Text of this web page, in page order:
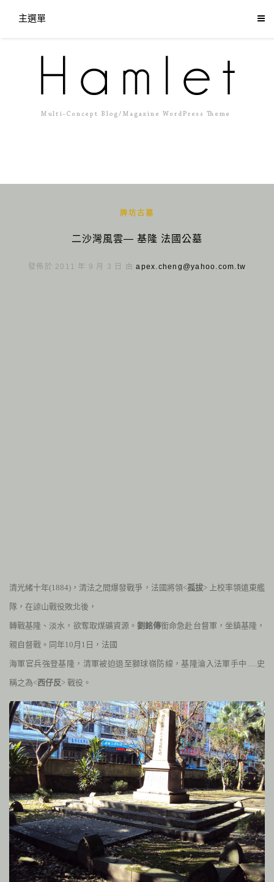
主選單
牌坊古墓
二沙灣風雲— 基隆 法國公墓
發佈於 2011 年 9 月 3 日 由apex.cheng@yahoo.com.tw
清光緒十年(1884)，清法之間爆發戰爭，法國將領<孤拔> 上校率領遠東艦
隊，在諒山戰役敗北後，
轉戰基隆、淡水，欲奪取煤礦資源。劉銘傳銜命急赴台督軍，坐鎮基隆，
親自督戰。 同年10月 1 日，法國
海軍官兵強登基隆，清軍被迫退至獅球嶺防線，基隆淪入法軍手中….史
稱之為<西仔反> 戰役。